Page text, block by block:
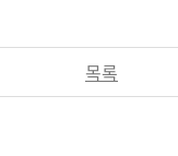
목록